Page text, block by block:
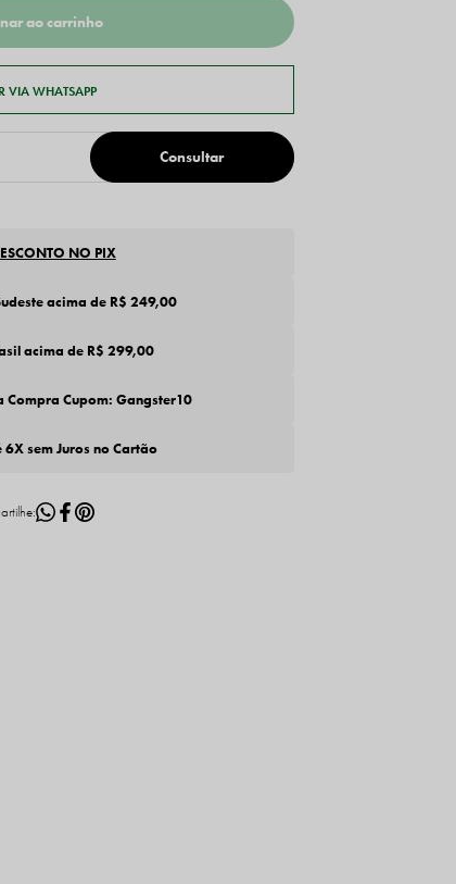
NO PIX
acima de R$ 249,00
acima de R$ 299,00
Compra Cupom: Gangster10
6X sem Juros no Cartão